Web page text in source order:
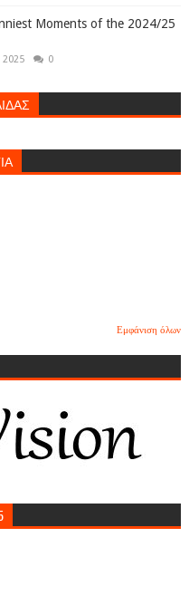
Moments of the 2024/25
2025 0
Εμφάνιση όλων